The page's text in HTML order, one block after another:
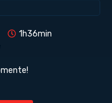
1h36min